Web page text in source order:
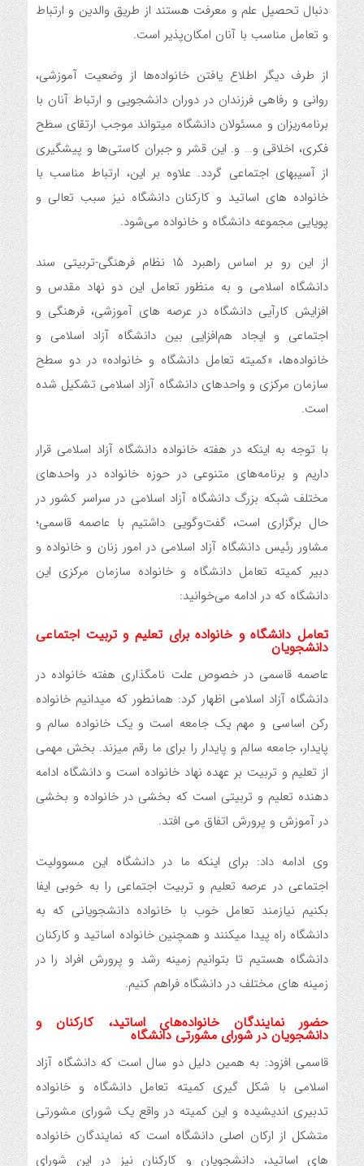
دنبال تحصیل علم و معرفت هستند از طریق والدین و ارتباط
و تعامل مناسب با آنان امکان‌پذیر است.
از طرف دیگر اطلاع یافتن خانواده‌ها از وضعیت آموزشی،
روانی و رفاهی فرزندان در دوران دانشجویی و ارتباط آنان با
برنامه‌ریزان و مسئولان دانشگاه میتواند موجب ارتقای سطح
فکری، اخلاقی و… و. این قشر و جبران کاستی‌ها و پیشگیری
از آسیبهای اجتماعی گردد. علاوه بر این، ارتباط مناسب با
خانواده های اساتید و کارکنان دانشگاه نیز سبب تعالی و
پویایی مجموعه دانشگاه و خانواده می‌شود.
از این رو بر اساس راهبرد ۱۵ نظام فرهنگی-تربیتی سند
دانشگاه اسلامی و به منظور تعامل این دو نهاد مقدس و
افزایش کارآیی دانشگاه در عرصه های آموزشی، فرهنگی و
اجتماعی و ایجاد هم‌افزایی بین دانشگاه آزاد اسلامی و
خانواده‌ها، «کمیته تعامل دانشگاه و خانواده» در دو سطح
سازمان مرکزی و واحدهای دانشگاه آزاد اسلامی تشکیل شده
است.
با توجه به اینکه در هفته خانواده دانشگاه آزاد اسلامی قرار
داریم و برنامه‌های متنوعی در حوزه خانواده در واحدهای
مختلف شبکه بزرگ دانشگاه آزاد اسلامی در سراسر کشور در
حال برگزاری است، گفت‌وگویی داشتیم با عاصمه قاسمی؛
مشاور رئیس دانشگاه آزاد اسلامی در امور زنان و خانواده و
دبیر کمیته تعامل دانشگاه و خانواده سازمان مرکزی این
دانشگاه که در ادامه می‌خوانید:
تعامل دانشگاه و خانواده برای تعلیم و تربیت اجتماعی
دانشجویان
عاصمه قاسمی در خصوص علت نامگذاری هفته خانواده در
دانشگاه آزاد اسلامی اظهار کرد: همانطور که میدانیم خانواده
رکن اساسی و مهم یک جامعه است و یک خانواده سالم و
پایدار، جامعه سالم و پایدار را برای ما رقم میزند. بخش مهمی
از تعلیم و تربیت بر عهده نهاد خانواده است و دانشگاه ادامه
دهنده تعلیم و تربیتی است که بخشی در خانواده و بخشی
در آموزش و پرورش اتفاق می افتد.
وی ادامه داد: برای اینکه ما در دانشگاه این مسوولیت
اجتماعی در عرصه تعلیم و تربیت اجتماعی را به خوبی ایفا
بکنیم نیازمند تعامل خوب با خانواده دانشجویانی که به
دانشگاه راه پیدا میکنند و همچنین خانواده اساتید و کارکنان
دانشگاه هستیم تا بتوانیم زمینه رشد و پرورش افراد را در
زمینه های مختلف در دانشگاه فراهم کنیم.
حضور نمایندگان خانواده‌های اساتید، کارکنان و
دانشجویان در شورای مشورتی دانشگاه
قاسمی افزود: به همین دلیل دو سال است که دانشگاه آزاد
اسلامی با شکل گیری کمیته تعامل دانشگاه و خانواده
تدبیری اندیشیده و این کمیته در واقع یک شورای مشورتی
متشکل از ارکان اصلی دانشگاه است که نمایندگان خانواده
های اساتید، دانشجویان و کارکنان نیز در این شورای